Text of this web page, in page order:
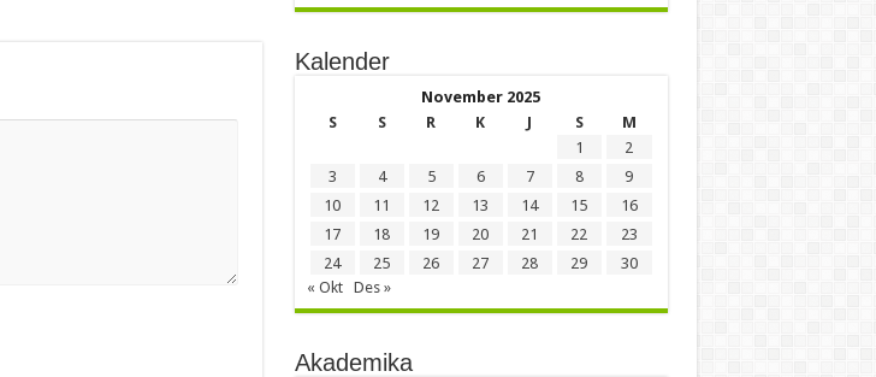
Kalender
November 2025
S
S R K J S
M
1
2
3
4 5 6 7 8
9
10
11 12 13 14 15
16
17
18 19 20 21 22
23
24
25 26 27 28 29
30
« Okt
Des »
Akademika